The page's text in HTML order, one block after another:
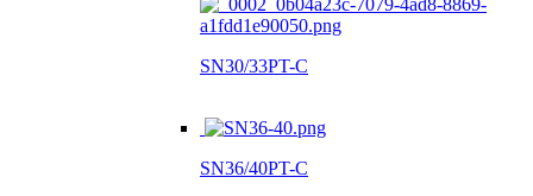
SN30/33PT-C
SN36/40PT-C